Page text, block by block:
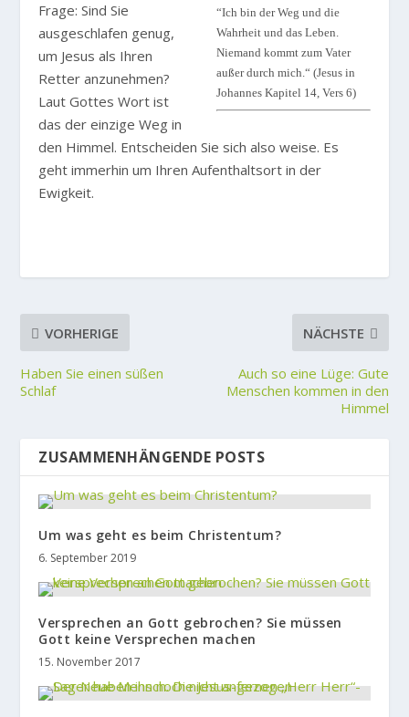
“Ich bin der Weg und die
Wahrheit und das Leben.
Niemand kommt zum Vater
außer durch mich.“ (Jesus in
Johannes Kapitel 14, Vers 6)
Frage: Sind Sie
ausgeschlafen genug,
um Jesus als Ihren
Retter anzunehmen?
Laut Gottes Wort ist
das der einzige Weg in
den Himmel. Entscheiden Sie sich also weise. Es
geht immerhin um Ihren Aufenthaltsort in der
Ewigkeit.
VORHERIGE
Haben Sie einen süßen
Schlaf
NÄCHSTE
Auch so eine Lüge: Gute
Menschen kommen in den
Himmel
ZUSAMMENHÄNGENDE POSTS
Um was geht es beim Christentum?
6. September 2019
Versprechen an Gott gebrochen? Sie müssen
Gott keine Versprechen machen
15. November 2017